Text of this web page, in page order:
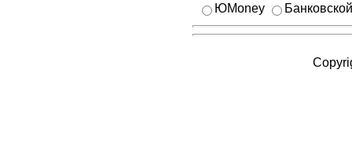
ЮMoney